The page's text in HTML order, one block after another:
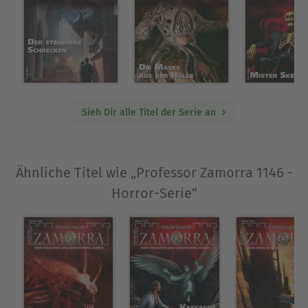
Ausblenden
Sieh Dir alle Titel der Serie an
Ähnliche Titel wie „Professor Zamorra 1146 -
Horror-Serie“